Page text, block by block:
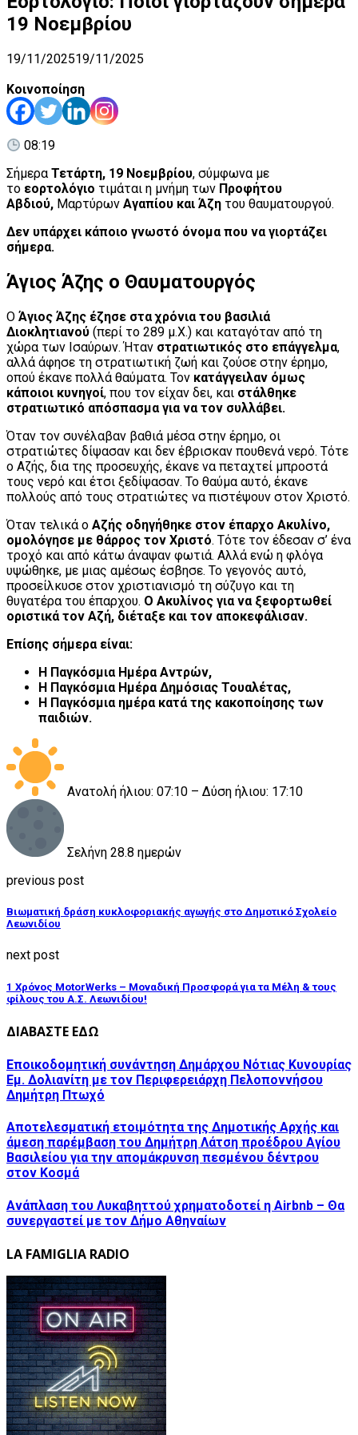
19 Νοεμβρίου
19/11/202519/11/2025
Κοινοποίηση
08:19
ΣήμεραΤετάρτη, 19 Νοεμβρίου, σύμφωνα με
το εορτολόγιο τιμάται η μνήμη των Προφήτου
Αβδιού, Μαρτύρων Αγαπίου και Άζη του θαυματουργού.
Δεν υπάρχει κάποιο γνωστό όνομα που να γιορτάζει
σήμερα.
Άγιος Άζης ο Θαυματουργός
Ο Άγιος Άζης έζησε στα χρόνια του βασιλιά
Διοκλητιανού (περί το 289 μ.Χ.) και καταγόταν από τη
χώρα των Ισαύρων. Ήταν στρατιωτικός στο επάγγελμα,
αλλά άφησε τη στρατιωτική ζωή και ζούσε στην έρημο,
οπού έκανε πολλά θαύματα. Τον κατάγγειλαν όμως
κάποιοι κυνηγοί, που τον είχαν δει, και στάλθηκε
στρατιωτικό απόσπασμα για να τον συλλάβει.
Όταν τον συνέλαβαν βαθιά μέσα στην έρημο, οι
στρατιώτες δίψασαν και δεν έβρισκαν πουθενά νερό. Τότε
ο Αζής, δια της προσευχής, έκανε να πεταχτεί μπροστά
τους νερό και έτσι ξεδίψασαν. Το θαύμα αυτό, έκανε
πολλούς από τους στρατιώτες να πιστέψουν στον Χριστό.
Όταν τελικά ο Αζής οδηγήθηκε στον έπαρχο Ακυλίνο,
ομολόγησε με θάρρος τον Χριστό. Τότε τον έδεσαν σ’ ένα
τροχό και από κάτω άναψαν φωτιά. Αλλά ενώ η φλόγα
υψώθηκε, με μιας αμέσως έσβησε. Το γεγονός αυτό,
προσείλκυσε στον χριστιανισμό τη σύζυγο και τη
θυγατέρα του έπαρχου. Ο Ακυλίνος για να ξεφορτωθεί
οριστικά τον Αζή, διέταξε και τον αποκεφάλισαν.
Επίσης σήμερα είναι:
Η Παγκόσμια Ημέρα Αντρών,
Η Παγκόσμια Ημέρα Δημόσιας Τουαλέτας,
Η Παγκόσμια ημέρα κατά της κακοποίησης των
παιδιών.
Ανατολή ήλιου: 07:10 – Δύση ήλιου: 17:10
Σελήνη 28.8 ημερών
previous post
Βιωματική δράση κυκλοφοριακής αγωγής στο Δημοτικό Σχολείο
Λεωνιδίου
next post
1 Χρόνος MotorWerks – Μοναδική Προσφορά για τα Μέλη & τους
φίλους του Α.Σ. Λεωνιδίου!
ΔΙΑΒΑΣΤΕ ΕΔΩ
Εποικοδομητική συνάντηση Δημάρχου Νότιας Κυνουρίας
Εμ. Δολιανίτη με τον Περιφερειάρχη Πελοποννήσου
Δημήτρη Πτωχό
Αποτελεσματική ετοιμότητα της Δημοτικής Αρχής και
άμεση παρέμβαση του Δημήτρη Λάτση προέδρου Αγίου
Βασιλείου για την απομάκρυνση πεσμένου δέντρου
στον Κοσμά
Ανάπλαση του Λυκαβηττού χρηματοδοτεί η Airbnb – Θα
συνεργαστεί με τον Δήμο Αθηναίων
LA FAMIGLIA RADIO